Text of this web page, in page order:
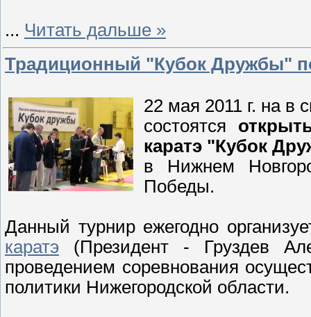
... Читать дальше »
Традиционный "Кубок Дружбы"
22 мая 2011 г. на в
состоятся
каратэ "Кубок
в Нижнем
Победы.
Данный турнир ежегодно
каратэ (Президент - Груздев
проведением соревнования
политики Нижегородской области.